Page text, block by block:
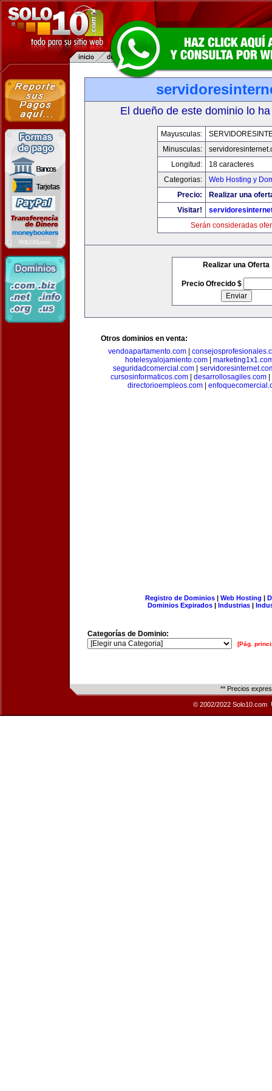
El dueño de este dominio lo
Mayusculas:
Minusculas:
Longitud:
18 caracteres
Categorias:
Web Hosting y
Precio:
Realizar una
Visitar!
Serán consideradas
Realizar una Oferta
Precio Ofrecido $
Otros dominios en venta:
vendoapartamento.com
hotelesyalojamiento.com|
seguridadcomercial.com|
cursosinformaticos.com
desarrollosagiles.com
directorioempleos.com
Registro de Dominios| Web Hosting |
Dominios Expirados | Industrias |
Categorías de Dominio:
[Pág.
** Precios
© 2002/2022 Solo10.com